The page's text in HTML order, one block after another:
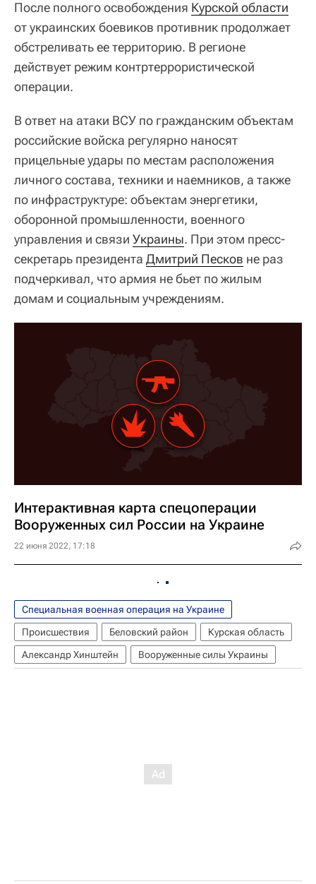
После полного освобождения Курской области
от украинских боевиков противник продолжает
обстреливать ее территорию. В регионе
действует режим контртеррористической
операции.
В ответ на атаки ВСУ по гражданским объектам
российские войска регулярно наносят
прицельные удары по местам расположения
личного состава, техники и наемников, а также
по инфраструктуре: объектам энергетики,
оборонной промышленности, военного
управления и связи Украины. При этом пресс-
секретарь президента Дмитрий Песков не раз
подчеркивал, что армия не бьет по жилым
домам и социальным учреждениям.
Интерактивная карта спецоперации
Вооруженных сил России на Украине
22 июня 2022, 17:18
Специальная военная операция на Украине
Происшествия
Беловский район
Курская область
Александр Хинштейн
Вооруженные силы Украины